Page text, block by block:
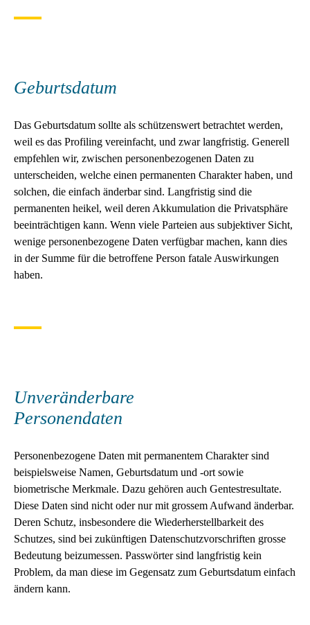
Geburtsdatum
Das Geburtsdatum sollte als schützenswert betrachtet werden,
weil es das Profiling vereinfacht, und zwar langfristig. Generell
empfehlen wir, zwischen personenbezogenen Daten zu
unterscheiden, welche einen permanenten Charakter haben, und
solchen, die einfach änderbar sind. Langfristig sind die
permanenten heikel, weil deren Akkumulation die Privatsphäre
beeinträchtigen kann. Wenn viele Parteien aus subjektiver Sicht,
wenige personenbezogene Daten verfügbar machen, kann dies
in der Summe für die betroffene Person fatale Auswirkungen
haben.
Unveränderbare
Personendaten
Personenbezogene Daten mit permanentem Charakter sind
beispielsweise Namen, Geburtsdatum und -ort sowie
biometrische Merkmale. Dazu gehören auch Gentestresultate.
Diese Daten sind nicht oder nur mit grossem Aufwand änderbar.
Deren Schutz, insbesondere die Wiederherstellbarkeit des
Schutzes, sind bei zukünftigen Datenschutzvorschriften grosse
Bedeutung beizumessen. Passwörter sind langfristig kein
Problem, da man diese im Gegensatz zum Geburtsdatum einfach
ändern kann.